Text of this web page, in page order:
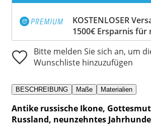
KOSTENLOSER
1500€ Ersparnis für
Bitte melden Sie sich an, um
Wunschliste hinzuzufügen
BESCHREIBUNG Maße Materialien
Antike russische Ikone,
Russland, neunzehntes